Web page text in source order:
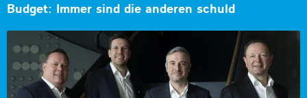
Budget: Immer sind die anderen schuld